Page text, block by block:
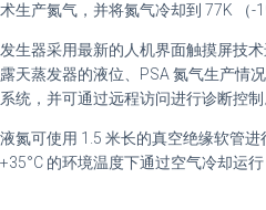
术生产氮气，并将氮气冷却到 77K （-
发生器采用最新的人机界面触摸屏技
露天蒸发器的液位、PSA 氮气生产情
系统，并可通过远程访问进行诊断控制
液氮可使用 1.5 米长的真空绝缘软管
+35°C 的环境温度下通过空气冷却运